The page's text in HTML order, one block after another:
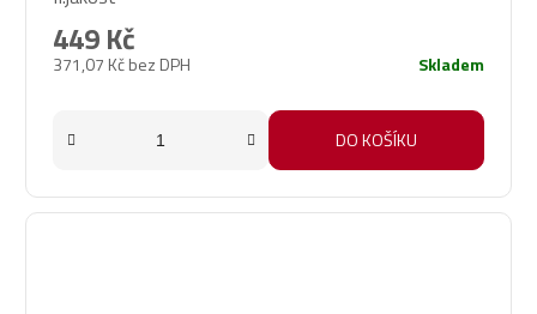
371,07 Kč bez DPH
449 Kč
Skladem
DO KOŠÍKU